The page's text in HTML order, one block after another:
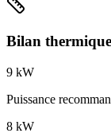
Bilan
9 kW
Puissance
8 kW